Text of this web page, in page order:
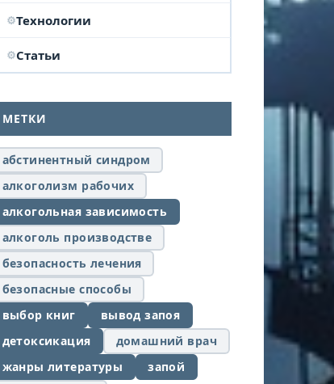
Технологии
Статьи
МЕТКИ
абстинентный синдром
алкоголизм рабочих
алкогольная зависимость
алкоголь производстве
безопасность лечения
безопасные способы
выбор книг
вывод запоя
детоксикация
домашний врач
жанры литературы
запой